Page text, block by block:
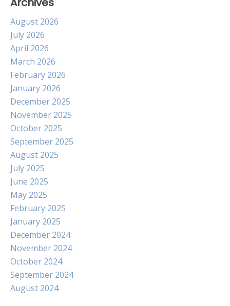
August 2026
July 2026
April 2026
March 2026
February 2026
January 2026
December 2025
November 2025
October 2025
September 2025
August 2025
July 2025
June 2025
May 2025
February 2025
January 2025
December 2024
November 2024
October 2024
September 2024
August 2024